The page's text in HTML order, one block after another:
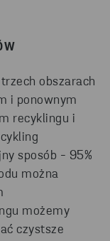
obszarach
i ponownym
recyklingu i
sposób - 95%
można
możemy
czystsze